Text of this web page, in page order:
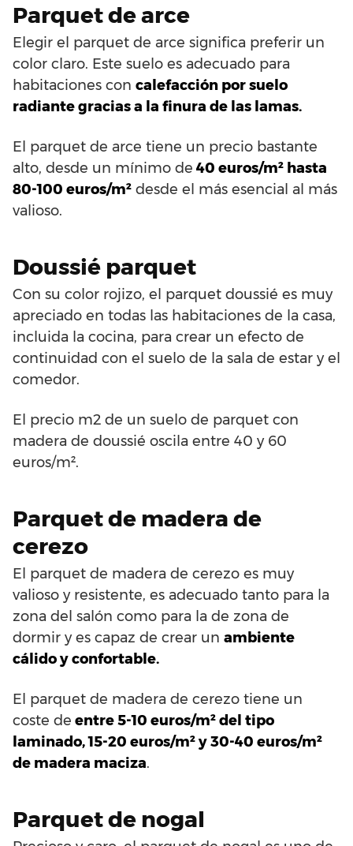
Parquet de arce
Elegir el parquet de arce significa preferir un
color claro. Este suelo es adecuado para
habitaciones con calefacción por suelo
radiante gracias a la finura de las lamas.
El parquet de arce tiene un precio bastante
alto, desde un mínimo de 40 euros/m² hasta
80-100 euros/m² desde el más esencial al más
valioso.
Doussié parquet
Con su color rojizo, el parquet doussié es muy
apreciado en todas las habitaciones de la casa,
incluida la cocina, para crear un efecto de
continuidad con el suelo de la sala de estar y el
comedor.
El precio m2 de un suelo de parquet con
madera de doussié oscila entre 40 y 60
euros/m².
Parquet de madera de
cerezo
El parquet de madera de cerezo es muy
valioso y resistente, es adecuado tanto para la
zona del salón como para la de zona de
dormir y es capaz de crear un ambiente
cálido y confortable.
El parquet de madera de cerezo tiene un
coste de entre 5-10 euros/m² del tipo
laminado, 15-20 euros/m² y 30-40 euros/m²
de madera maciza.
Parquet de nogal